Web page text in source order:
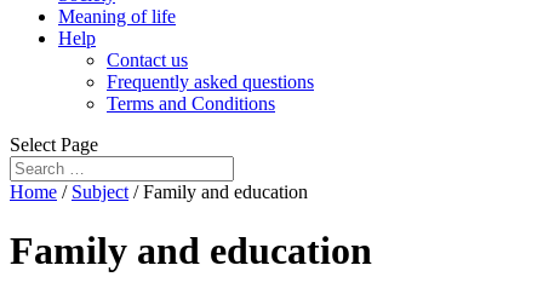
Meaning of life
Help
Contact us
Frequently asked questions
Terms and Conditions
Select Page
Home / Subject / Family and education
Family and education